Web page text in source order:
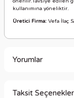
kullanımına yöneliktir.
Üretici Firma: Vefa İlaç
Yorumlar
Taksit